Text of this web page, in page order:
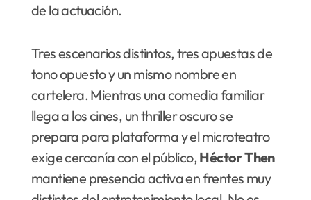
de la actuación.
Tres escenarios distintos, tres apuestas de
tono opuesto y un mismo nombre en
cartelera. Mientras una comedia familiar
llega a los cines, un thriller oscuro se
prepara para plataforma y el microteatro
exige cercanía con el público, Héctor Then
mantiene presencia activa en frentes muy